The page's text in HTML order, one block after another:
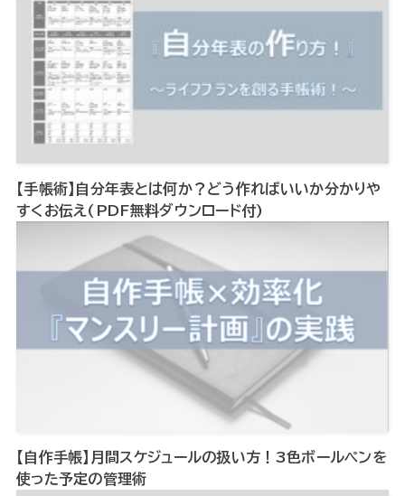
【手帳術】自分年表とは何か？どう作ればいいか分かりや
すくお伝え(PDF無料ダウンロード付)
【自作手帳】月間スケジュールの扱い方！3色ボールペンを
使った予定の管理術